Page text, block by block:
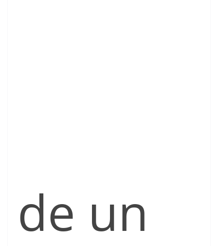
de un